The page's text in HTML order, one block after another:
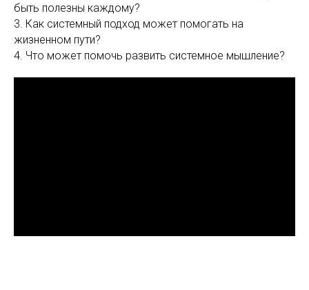
быть полезны каждому?
3. Как системный подход может помогать на
жизненном пути?
4. Что может помочь развить системное мышление?